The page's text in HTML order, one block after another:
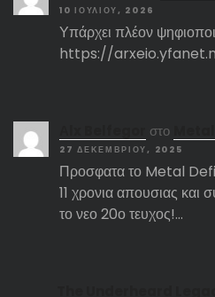
10 ΙΟΥΛΊΟΥ, 2026
Υπάρχει πλέον
https://
στο
27 ΔΕΚΕΜΒΡΊΟΥ, 2025
Προσφατα το Metal
11 χρονια απουσιας και
το νεο 20ο τευχος!…